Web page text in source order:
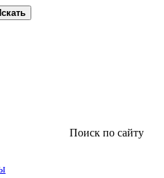
Поиск по сайту